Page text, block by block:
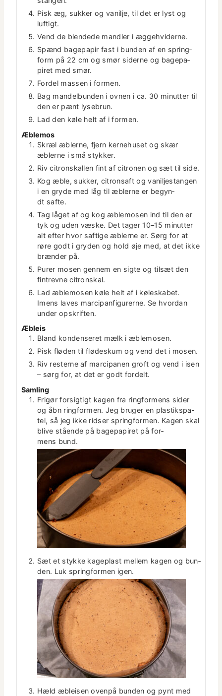
Pisk æg, sukker og vanil­je, til det er lyst og
luftigt.
Vend de blend­ede man­dler i æggehviderne.
Spænd bagepa­pir fast i bun­den af en spring­
form på 22 cm og smør siderne og bagepa­
piret med smør.
Fordel massen i formen.
Bag man­del­bun­den i ovnen i ca. 30 min­ut­ter til
den er pænt lysebrun.
Lad den køle helt af i formen.
Æble­mos
Skræl æblerne, fjern kerne­huset og skær
æblerne i små stykker.
Riv cit­ron­skallen fint af cit­ro­nen og sæt til side.
Kog æble, sukker, cit­ron­saft og vanil­jes­tangen
i en gryde med låg til æblerne er beg­y­n­
dt safte.
Tag låget af og kog æble­mosen ind til den er
tyk og uden væske. Det tager 10–15 min­ut­ter
alt efter hvor saftige æblerne er. Sørg for at
røre godt i gry­den og hold øje med, at det ikke
bræn­der på.
Pur­er mosen gen­nem en sigte og tilsæt den
fin­trevne citronskal.
Lad æble­mosen køle helt af i kølesk­a­bet.
Imens laves mar­ci­pan­fig­ur­erne. Se hvor­dan
under opskriften.
Æbleis
Bland kon­denseret mælk i æblemosen.
Pisk flø­den til flødeskum og vend det i mosen.
Riv resterne af mar­ci­pa­nen groft og vend i isen
– sørg for, at det er godt fordelt.
Sam­ling
Frigør for­sigtigt kagen fra ring­for­mens sider
og åbn ring­for­men. Jeg bruger en plas­tikspa­
tel, så jeg ikke ridser spring­for­men. Kagen skal
blive stående på bagepa­piret på for­
mens bund.
Sæt et stykke kage­plast mellem kagen og bun­
den. Luk spring­for­men igen.
Hæld æbleisen oven­på bun­den og pynt med